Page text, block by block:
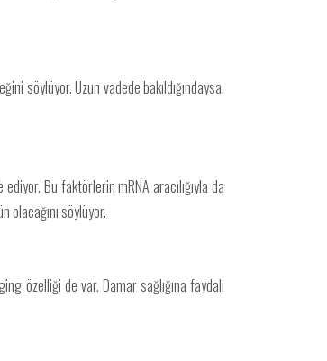
söylüyor. Uzun vadede bakıldığındaysa,
Bu faktörlerin mRNA aracılığıyla da
olacağını söylüyor.
özelliği de var. Damar sağlığına faydalı